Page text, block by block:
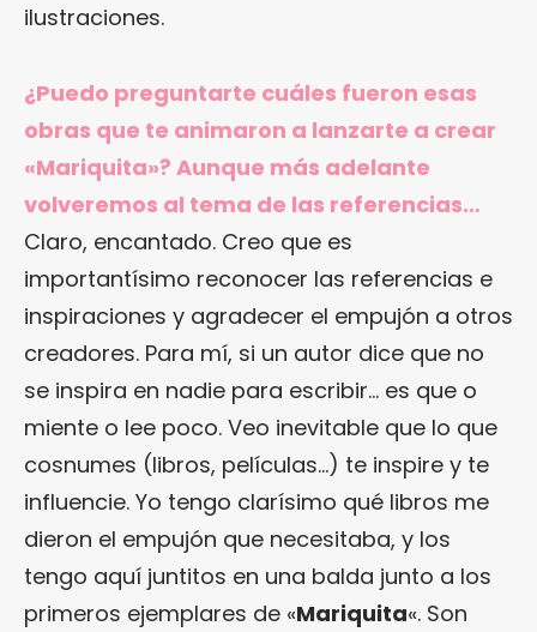
ilustraciones.
¿Puedo preguntarte cuáles fueron esas
obras que te animaron a lanzarte a crear
«Mariquita»? Aunque más adelante
volveremos al tema de las referencias…
Claro, encantado. Creo que es
importantísimo reconocer las referencias e
inspiraciones y agradecer el empujón a otros
creadores. Para mí, si un autor dice que no
se inspira en nadie para escribir… es que o
miente o lee poco. Veo inevitable que lo que
cosnumes (libros, películas…) te inspire y te
influencie. Yo tengo clarísimo qué libros me
dieron el empujón que necesitaba, y los
tengo aquí juntitos en una balda junto a los
primeros ejemplares de «Mariquita«. Son